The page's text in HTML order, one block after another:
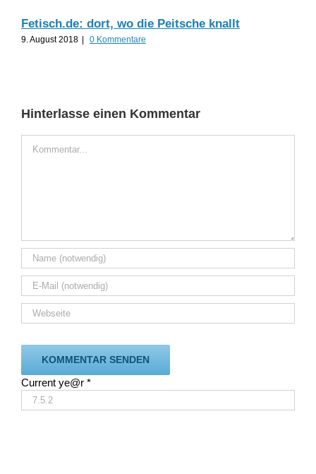
Fetisch.de: dort, wo die Peitsche knallt
9. August 2018 | 0 Kommentare
Hinterlasse einen Kommentar
Current ye@r *